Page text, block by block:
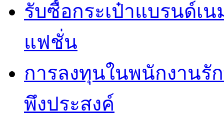
รับซื้อกระเป๋าแบรนด์เ
แฟชั่น
การลงทุนในพนักงานรั
พึงประสงค์